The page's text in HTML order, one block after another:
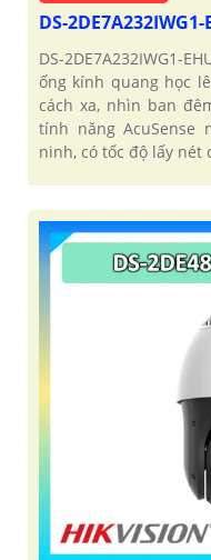
DS-2DE7A232IWG1-
DS-2DE7A232IWG1-
ống kính quang học
cách xa, nhìn ban
tính năng AcuSense
ninh, có tốc độ lấy nét